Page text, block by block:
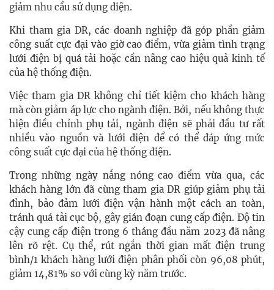
giảm nhu cầu sử dụng điện.
Khi tham gia DR, các doanh nghiệp đã góp phần giảm
công suất cực đại vào giờ cao điểm, vừa giảm tình trạng
lưới điện bị quá tải hoặc cần nâng cao hiệu quả kinh tế
của hệ thống điện.
Việc tham gia DR không chỉ tiết kiệm cho khách hàng
mà còn giảm áp lực cho ngành điện. Bởi, nếu không thực
hiện điều chỉnh phụ tải, ngành điện sẽ phải đầu tư rất
nhiều vào nguồn và lưới điện để có thể đáp ứng mức
công suất cực đại của hệ thống điện.
Trong những ngày nắng nóng cao điểm vừa qua, các
khách hàng lớn đã cùng tham gia DR giúp giảm phụ tải
đỉnh, bảo đảm lưới điện vận hành một cách an toàn,
tránh quá tải cục bộ, gây gián đoạn cung cấp điện. Độ tin
cậy cung cấp điện trong 6 tháng đầu năm 2023 đã nâng
lên rõ rệt. Cụ thể, rút ngắn thời gian mất điện trung
bình/1 khách hàng lưới điện phân phối còn 96,08 phút,
giảm 14,81% so với cùng kỳ năm trước.